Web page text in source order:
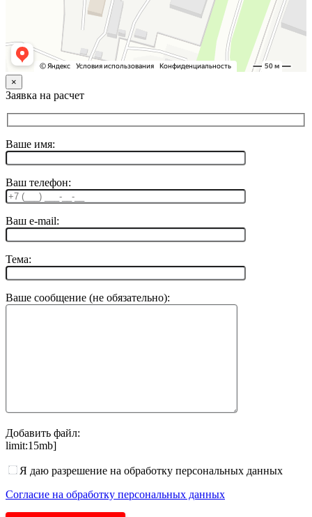
×
Заявка на расчет
Ваше имя:
Ваш телефон:
Ваш e-mail:
Тема:
Ваше сообщение (не обязательно):
Добавить файл:
limit:15mb]
Я даю разрешение на обработку персональных данных
Согласие на обработку персональных данных